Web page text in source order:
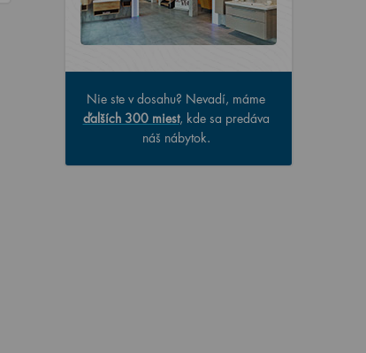
Nie ste v dosahu? Nevadí, máme
ďalších 300 miest, kde sa predáva
náš nábytok.